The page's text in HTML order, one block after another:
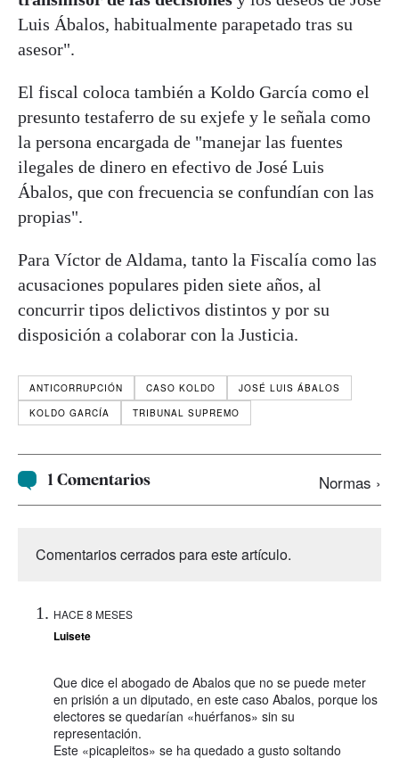
Luis Ábalos, habitualmente parapetado tras su
asesor".
El fiscal coloca también a Koldo García como el
presunto testaferro de su exjefe y le señala como
la persona encargada de "manejar las fuentes
ilegales de dinero en efectivo de José Luis
Ábalos, que con frecuencia se confundían con las
propias".
Para Víctor de Aldama, tanto la Fiscalía como las
acusaciones populares piden siete años, al
concurrir tipos delictivos distintos y por su
disposición a colaborar con la Justicia.
ANTICORRUPCIÓN CASO KOLDO
JOSÉ LUIS ÁBALOS
KOLDO GARCÍA
TRIBUNAL SUPREMO
1 Comentarios Normas ›
Comentarios cerrados para este artículo.
HACE 8 MESES
Luisete
Que dice el abogado de Abalos que no se puede meter
en prisión a un diputado, en este caso Abalos, porque los
electores se quedarían «huérfanos» sin su
representación.
Este «picapleitos» se ha quedado a gusto soltando